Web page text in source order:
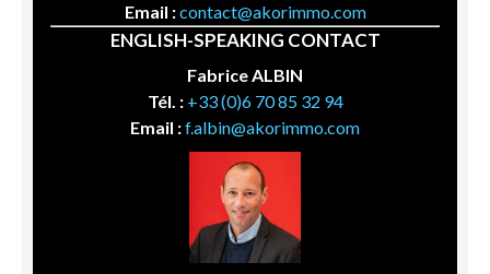
Email :contact@akorimmo.com
ENGLISH-SPEAKING CONTACT
Fabrice ALBIN
Tél. : +33 (0)6 70 85 32 94
Email :f.albin@akorimmo.com